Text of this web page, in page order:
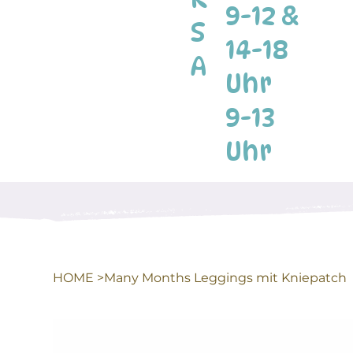
S
A
9-12 &
14-18
Uhr
9-13
Uhr
HOME >Many Months Leggings mit Kniepatch